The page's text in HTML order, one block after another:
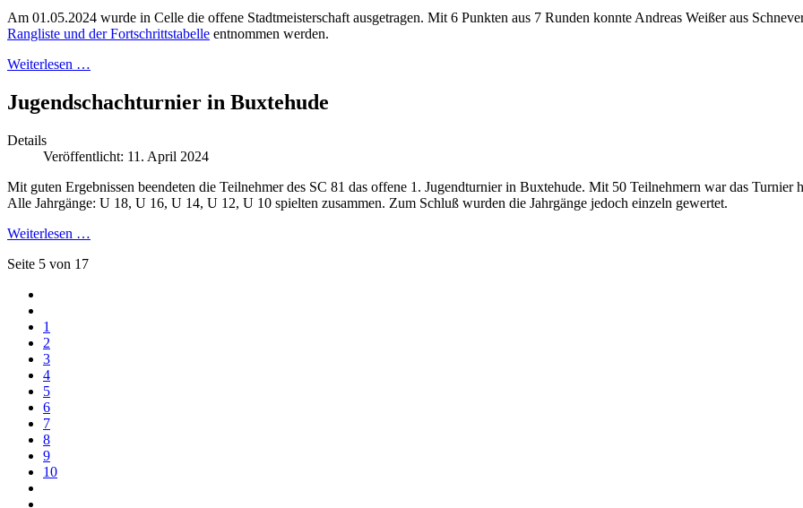
Am 01.05.2024 wurde in Celle die offene Stadtmeisterschaft ausgetragen. Mit 6 Punkten aus 7 Runden konnte Andreas Weißer aus
Rangliste und der Fortschrittstabelle entnommen werden.
Weiterlesen …
Jugendschachturnier in Buxtehude
Details
Veröffentlicht: 11. April 2024
Mit guten Ergebnissen beendeten die Teilnehmer des SC 81 das offene 1. Jugendturnier in Buxtehude. Mit 50 Teilnehmern war das
Alle Jahrgänge: U 18, U 16, U 14, U 12, U 10 spielten zusammen. Zum Schluß wurden die Jahrgänge jedoch einzeln gewertet.
Weiterlesen …
Seite 5 von 17
1
2
3
4
5
6
7
8
9
10